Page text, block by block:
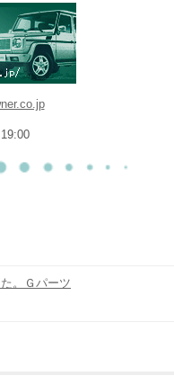
。Ｇパーツ